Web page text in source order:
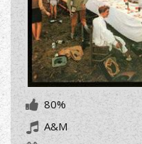
80%
A&M